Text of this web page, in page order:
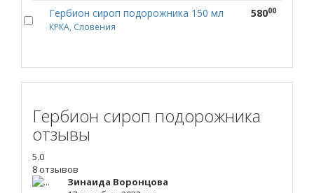
Гербион сироп подорожника 150 мл
КРКА, Словения
58000
Гербион сироп подорожника
отзывы
5.0
8 отзывов
Зинаида Воронцова